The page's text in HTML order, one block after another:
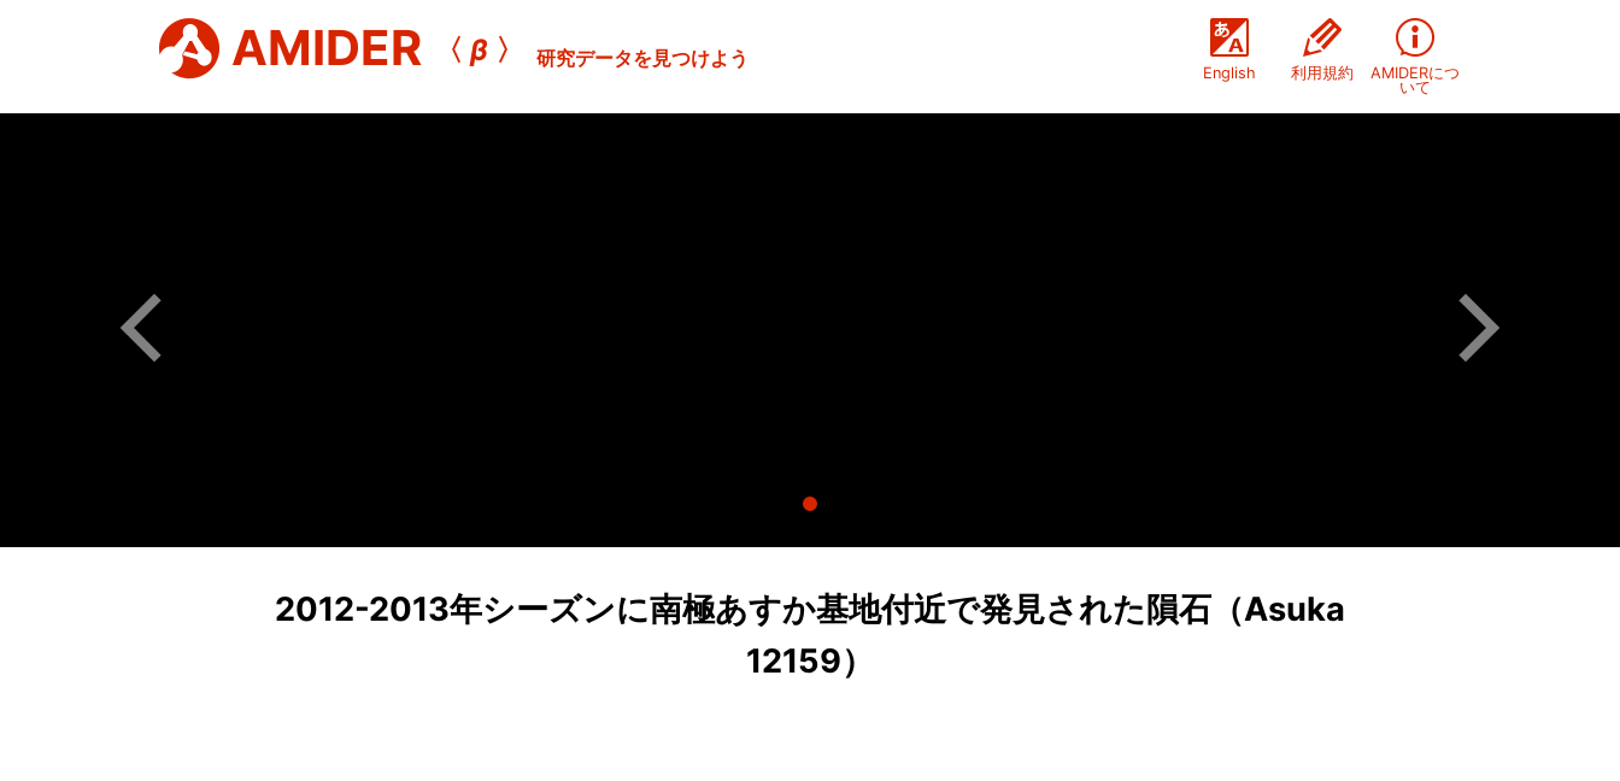
AMIDER 〈 β 〉 研究データを見つけよう
English 利用規約
AMIDERにつ
いて
2012-2013年シーズンに南極あすか基地付近で発見された隕石（Asuka
12159）